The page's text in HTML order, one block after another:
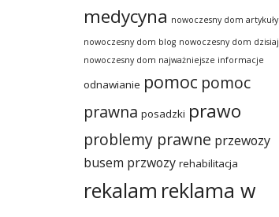
medycyna nowoczesny dom artykuły
nowoczesny dom blog nowoczesny dom dzisiaj
nowoczesny dom najważniejsze informacje
odnawianie pomoc pomoc
prawna posadzki prawo
problemy prawne przewozy
busem przwozy rehabilitacja
rekalam reklama w